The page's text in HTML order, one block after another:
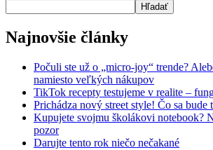
Hľadať
Najnovšie články
Počuli ste už o „micro-joy“ trende?
namiesto veľkých nákupov
TikTok recepty testujeme v realite –
Prichádza nový street style! Čo sa bude
Kupujete svojmu školákovi notebook?
pozor
Darujte tento rok niečo nečakané